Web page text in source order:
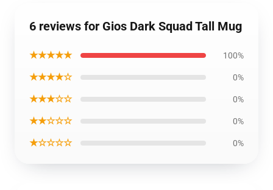
6 reviews for Gios Dark Squad Tall Mug
★★★★★ 100%
★★★★☆ 0%
★★★☆☆ 0%
★★☆☆☆ 0%
★☆☆☆☆ 0%